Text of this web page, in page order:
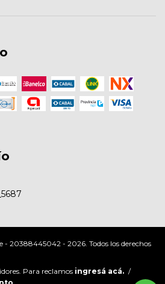
20388445042 - 2026. Todos los derechos
Para reclamos ingresá acá. /